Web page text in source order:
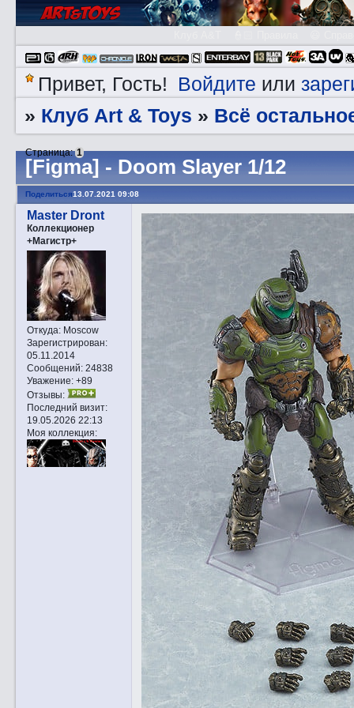
Привет, Гость! Войдите или
» Клуб Art & Toys » Всё
[Figma] - Doom Slayer 1/12
Страница:1
Поделиться13.07.2021 09:08
Master Dront
Коллекционер
+Магистр+
Откуда:Moscow
Зарегистрирован:
05.11.2014
Сообщений:24838
Уважение: +89
Отзывы:
Последний визит:
19.05.2026 22:13
Моя коллекция: